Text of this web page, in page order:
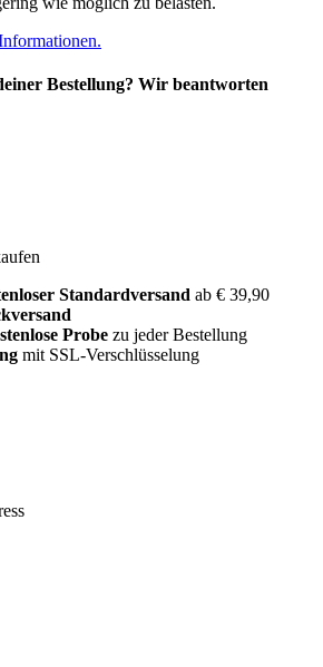
Bestellung? Wir beantworten
Standardversand ab € 39,90
Probe zu jeder Bestellung
mit SSL-Verschlüsselung